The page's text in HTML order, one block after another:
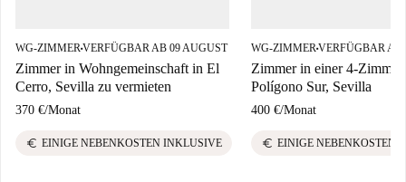
WG-ZIMMER■VERFÜGBAR AB 09 AUGUST
Zimmer in Wohngemeinschaft in El
Cerro, Sevilla zu vermieten
370 €/Monat
euro EINIGE NEBENKOSTEN INKLUSIVE
WG-ZIMMER■VERFÜGBAR AB
Zimmer in einer 4-
Polígono Sur, Sevilla
400 €/Monat
euro EINIGE NEBENKOSTEN